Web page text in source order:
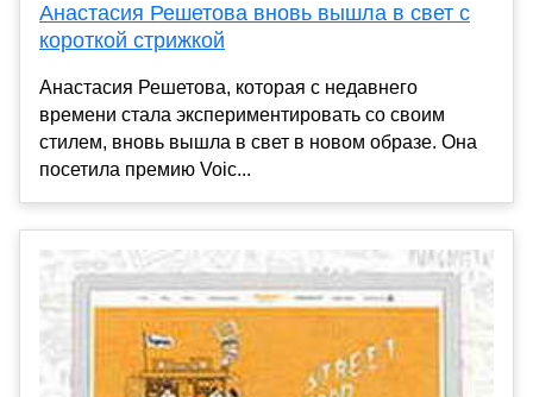
Анастасия Решетова вновь вышла в свет с
короткой стрижкой
Анастасия Решетова, которая с недавнего
времени стала экспериментировать со своим
стилем, вновь вышла в свет в новом образе. Она
посетила премию Voic...